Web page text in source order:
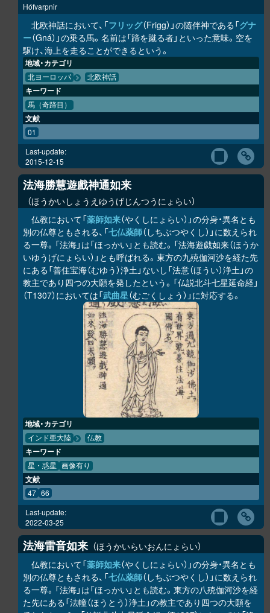
Hófvarpnir
北欧神話において、「フリッグ（Frigg）」の随伴神である「グナ
ー（Gná）」の乗る馬。名前は「蹄を蹴る者」といった意味。空を
駆け、海上を走ることができるという。
地域・カテゴリ
北ヨーロッパ 北欧神話
キーワード
馬（奇蹄目）
文献
01
Last-update:
2015-12-15
法海勝慧遊戲神通如来
ほうかいしょうえゆうげじんつうにょらい
仏教において「薬師如来（やくしにょらい）」の分身・異名とも
別の仏尊ともされる、「七仏薬師（しちぶつやくし）」に数えられ
る一尊。「法海」は「ほっかい」とも読む。「法海遊戯如来（ほうか
いゆうげにょらい）」とも呼ばれる。東方の九殑伽河沙を経た先
にある「善住宝海（むゆう）浄土」ないし「法意（ほうい）浄土」の
教主であり四つの大願を発したという。「仏説北斗七星延命経」
（T1307）においては「武曲星（むごくしょう）」に対応する。
地域・カテゴリ
インド亜大陸 仏教
キーワード
星・惑星 画像有り
文献
47 66
Last-update:
2022-03-25
法海雷音如来
ほうかいらいおんにょらい
仏教において「薬師如来（やくしにょらい）」の分身・異名とも
別の仏尊ともされる、「七仏薬師（しちぶつやくし）」に数えられ
る一尊。「法海」は「ほっかい」とも読む。東方の八殑伽河沙を経
た先にある「法幢（ほうとう）浄土」の教主であり四つの大願を